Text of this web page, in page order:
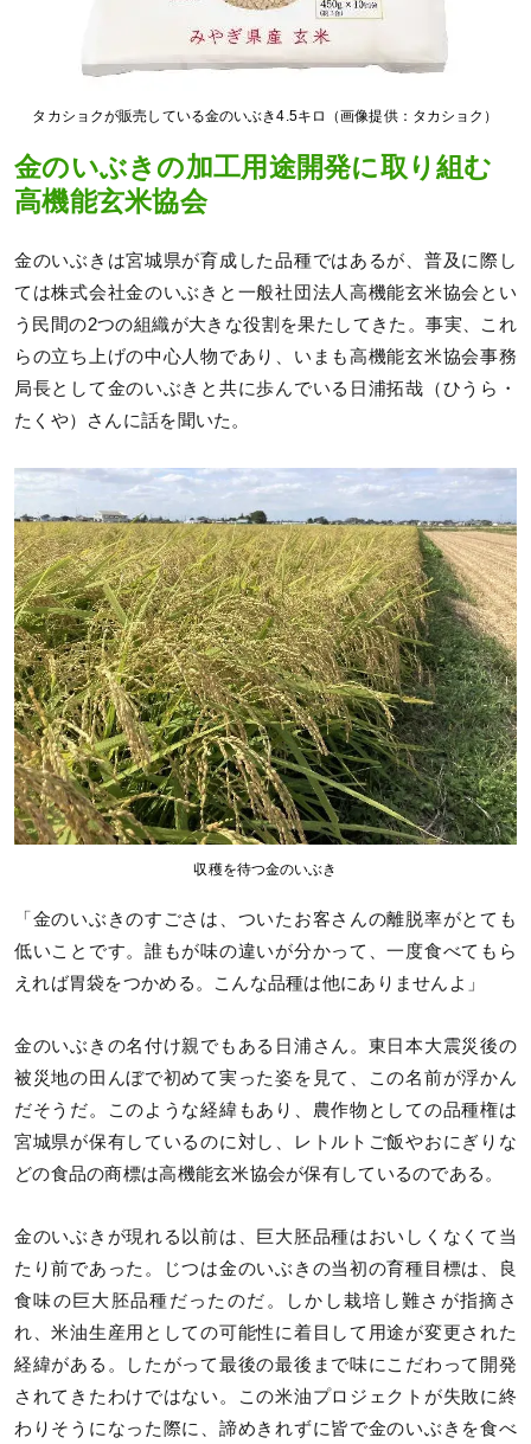
タカショクが販売している金のいぶき4.5キロ（画像提供：タカショク）
金のいぶきの加工用途開発に取り組む
高機能玄米協会
金のいぶきは宮城県が育成した品種ではあるが、普及に際し
ては株式会社金のいぶきと一般社団法人高機能玄米協会とい
う民間の2つの組織が大きな役割を果たしてきた。事実、これ
らの立ち上げの中心人物であり、いまも高機能玄米協会事務
局長として金のいぶきと共に歩んでいる日浦拓哉（ひうら・
たくや）さんに話を聞いた。
収穫を待つ金のいぶき
「金のいぶきのすごさは、ついたお客さんの離脱率がとても
低いことです。誰もが味の違いが分かって、一度食べてもら
えれば胃袋をつかめる。こんな品種は他にありませんよ」
金のいぶきの名付け親でもある日浦さん。東日本大震災後の
被災地の田んぼで初めて実った姿を見て、この名前が浮かん
だそうだ。このような経緯もあり、農作物としての品種権は
宮城県が保有しているのに対し、レトルトご飯やおにぎりな
どの食品の商標は高機能玄米協会が保有しているのである。
金のいぶきが現れる以前は、巨大胚品種はおいしくなくて当
たり前であった。じつは金のいぶきの当初の育種目標は、良
食味の巨大胚品種だったのだ。しかし栽培し難さが指摘さ
れ、米油生産用としての可能性に着目して用途が変更された
経緯がある。したがって最後の最後まで味にこだわって開発
されてきたわけではない。この米油プロジェクトが失敗に終
わりそうになった際に、諦めきれずに皆で金のいぶきを食べ